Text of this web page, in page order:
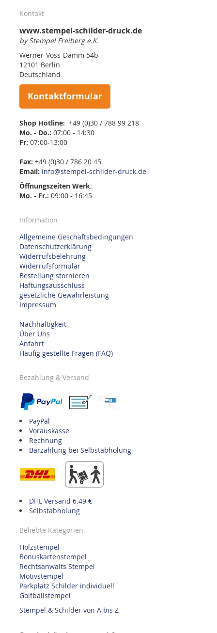
Kontakt
www.stempel-schilder-druck.de
by Stempel Freiberg e.K.
Werner-Voss-Damm 54b
12101 Berlin
Deutschland
Kontaktformular
Shop Hotline: +49 (0)30 / 788 99 218
Mo. - Do.: 07:00 - 14:30
Fr: 07:00-13:00
Fax: +49 (0)30 / 786 20 45
Email: info@stempel-schilder-druck.de
Öffnungszeiten Werk:
Mo. - Fr.: 09:00 - 16:45
Information
Allgemeine Geschäftsbedingungen
Datenschutzerklärung
Widerrufsbelehrung
Widerrufsformular
Bestellung stornieren
Haftungsausschluss
gesetzliche Gewährleistung
Impressum
Nachhaltigkeit
Über Uns
Anfahrt
Häufig gestellte Fragen (FAQ)
Bezahlung & Versand
PayPal
Vorauskasse
Rechnung
Barzahlung bei Selbstabholung
DHL Versand 6.49 €
Selbstabholung
Beliebte Kategorien
Holzstempel
Bonuskartenstempel
Rechtsanwalts Stempel
Motivstempel
Parkplatz Schilder individuell
Golfballstempel
Stempel & Schilder von A bis Z